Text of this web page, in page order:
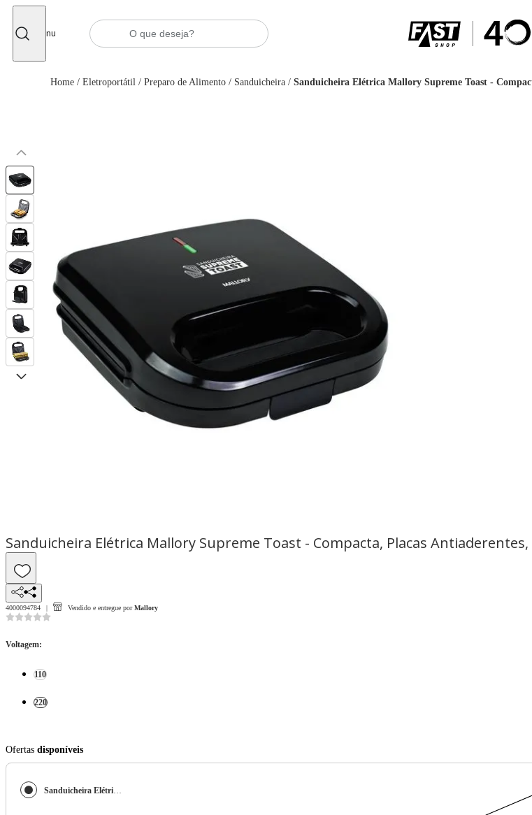
Menu
Home / Eletroportátil / Preparo de Alimento / Sanduicheira / Sanduicheira Elétrica Mallory Supreme Toast -
Sanduicheira Elétrica Mallory Supreme Toast - Compacta, Placas Antiaderentes,
4000094784 Vendido e entregue por Mallory
Voltagem:
110
220
Ofertas disponíveis
Sanduicheira Elétrica Mallory Supreme Toast - Compacta, Placas Antiaderentes, Faz 2 Pães, Cortes Precisos, Luzes LED e Alça com Trava